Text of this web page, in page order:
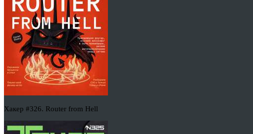
Хакер #326. Router from Hell